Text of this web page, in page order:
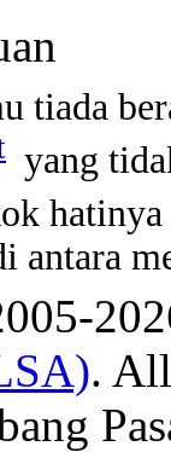
tiada
yang
hatinya
antara
.